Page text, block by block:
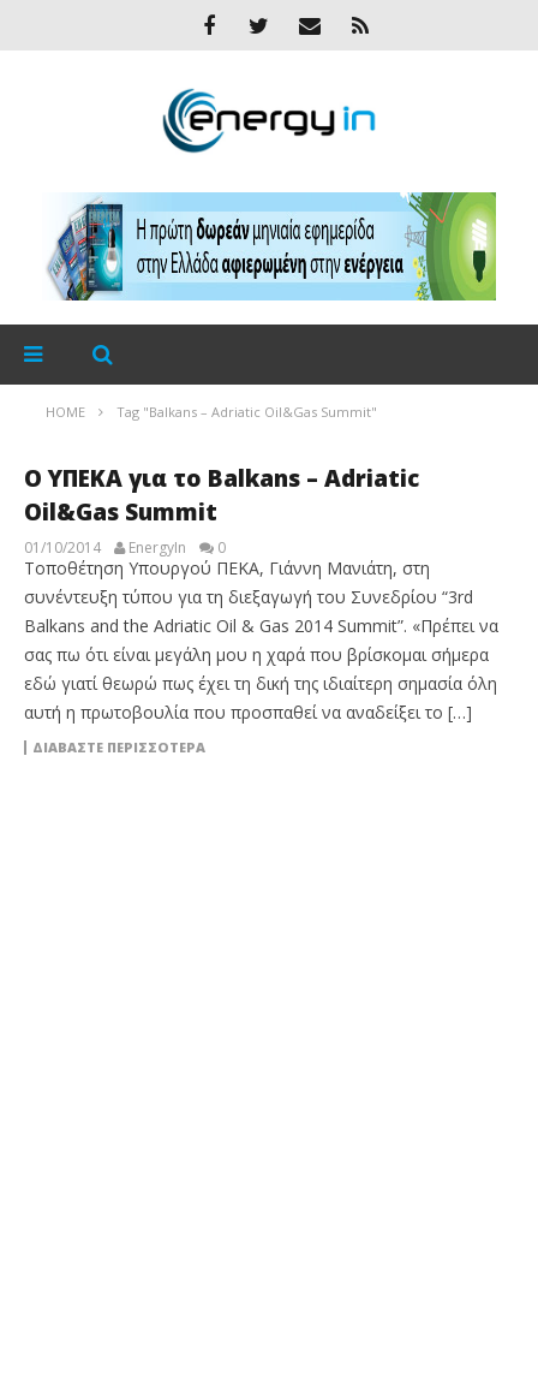
HOME Tag "Balkans – Adriatic Oil&Gas Summit"
Ο ΥΠΕΚΑ για το Balkans – Adriatic
Oil&Gas Summit
01/10/2014 EnergyIn 0
Τοποθέτηση Υπουργού ΠΕΚΑ, Γιάννη Μανιάτη, στη
συνέντευξη τύπου για τη διεξαγωγή του Συνεδρίου “3rd
Balkans and the Adriatic Oil & Gas 2014 Summit”. «Πρέπει να
σας πω ότι είναι μεγάλη μου η χαρά που βρίσκομαι σήμερα
εδώ γιατί θεωρώ πως έχει τη δική της ιδιαίτερη σημασία όλη
αυτή η πρωτοβουλία που προσπαθεί να αναδείξει το […]
ΔΙΑΒΆΣΤΕ ΠΕΡΙΣΣΌΤΕΡΑ